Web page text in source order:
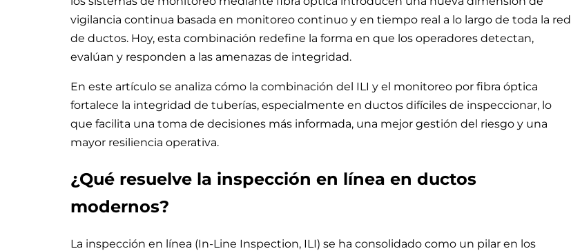
vigilancia continua basada en monitoreo continuo y en tiempo real a lo largo de toda la red
de ductos. Hoy, esta combinación redefine la forma en que los operadores detectan,
evalúan y responden a las amenazas de integridad.
En este artículo se analiza cómo la combinación del ILI y el monitoreo por fibra óptica
fortalece la integridad de tuberías, especialmente en ductos difíciles de inspeccionar, lo
que facilita una toma de decisiones más informada, una mejor gestión del riesgo y una
mayor resiliencia operativa.
¿Qué resuelve la inspección en línea en ductos
modernos?
La inspección en línea (In-Line Inspection, ILI) se ha consolidado como un pilar en los